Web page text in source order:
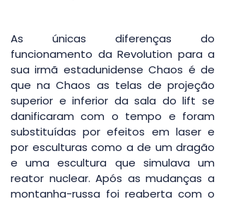
As únicas diferenças do
funcionamento da Revolution para a
sua irmã estadunidense Chaos é de
que na Chaos as telas de projeção
superior e inferior da sala do lift se
danificaram com o tempo e foram
substituídas por efeitos em laser e
por esculturas como a de um dragão
e uma escultura que simulava um
reator nuclear. Após as mudanças a
montanha-russa foi reaberta com o